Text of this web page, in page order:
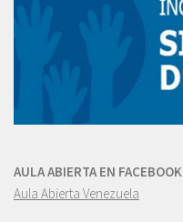
AULA ABIERTA EN FACEBOOK
Aula Abierta Venezuela